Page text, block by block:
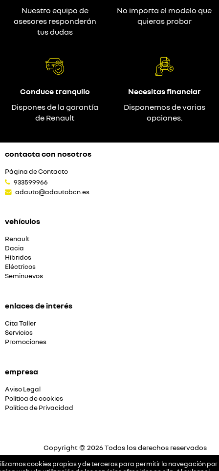
cookies propias y de terceros para permitir la navegación por
Nuestro equipo de
asesores responderán
tus dudas
No importa el modelo que
quieras probar
Conduce tranquilo
Dispones de la garantía
de Renault
Necesitas financiar
Disponemos de varias
opciones.
contacta con nosotros
Página de Contacto
933599966
adauto@adautobcn.es
vehículos
Renault
Dacia
Híbridos
Eléctricos
Seminuevos
enlaces de interés
Cita Taller
Servicios
Promociones
empresa
Aviso Legal
Política de cookies
Política de Privacidad
Copyright © 2026 Todos los derechos reservados
Plataforma Concesión byReleasemarketing S.L.